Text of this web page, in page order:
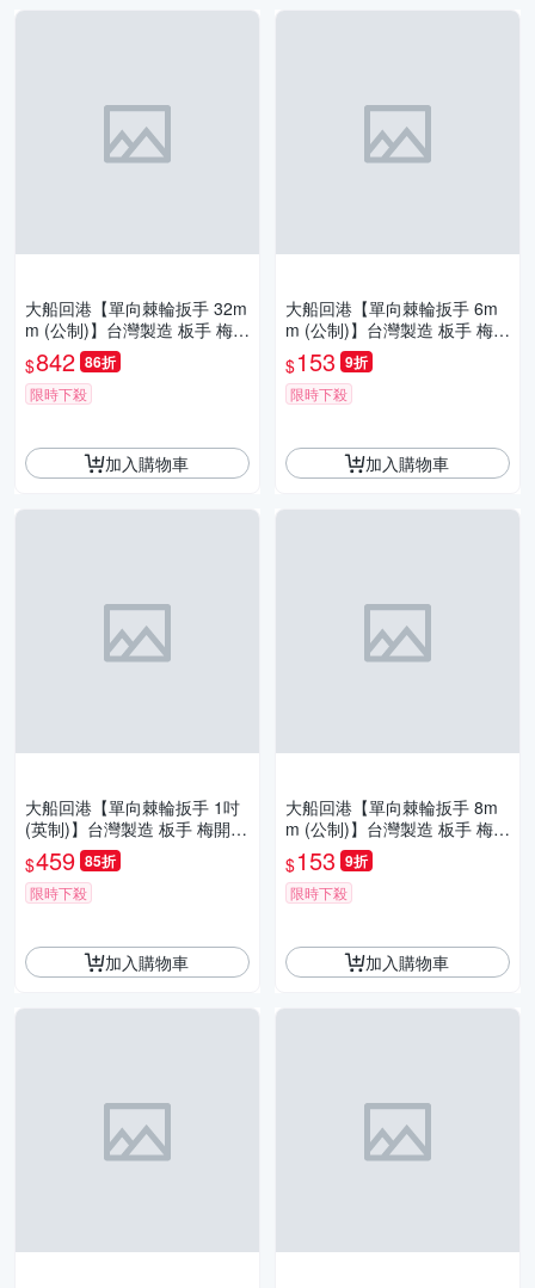
大船回港【單向棘輪扳手 32m
m (公制)】台灣製造 板手 梅開
扳手 梅花扳手 開口扳手 維修
工具
$842 86折
限時下殺
加入購物車
大船回港【單向棘輪扳手 6m
m (公制)】台灣製造 板手 梅開
扳手 梅花扳手 開口扳手 維修
工具
$153 9折
限時下殺
加入購物車
大船回港【單向棘輪扳手 1吋
(英制)】台灣製造 板手 梅開扳
手 梅花扳手 開口扳手 維修工
具
$459 85折
限時下殺
加入購物車
大船回港【單向棘輪扳手 8m
m (公制)】台灣製造 板手 梅開
扳手 梅花扳手 開口扳手 維修
工具
$153 9折
限時下殺
加入購物車